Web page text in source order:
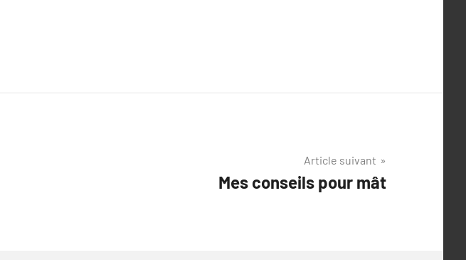
Article suivant
Mes conseils pour mât